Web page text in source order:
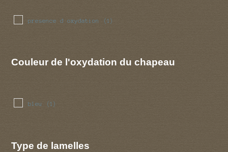
presence d oxydation (1)
Couleur de l'oxydation du chapeau
bleu (1)
Type de lamelles